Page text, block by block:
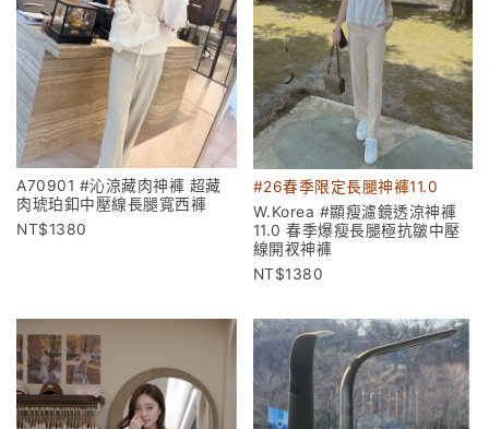
A70901 #沁涼藏肉神褲 超藏
肉琥珀釦中壓線長腿寬西褲
1380
#26春季限定長腿神褲11.0
W.Korea #顯瘦濾鏡透涼神褲
11.0 春季爆瘦長腿極抗皺中壓
線開衩神褲
1380